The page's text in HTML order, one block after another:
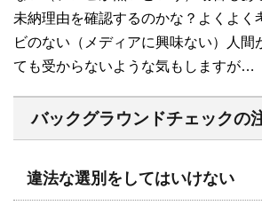
未納理由を確認するのかな？よくよく
ビのない（メディアに興味ない）人間
ても受からないような気もしますが…
バックグラウンドチェックの
違法な選別をしてはいけない